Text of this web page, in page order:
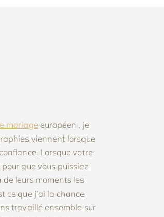
mariage européen , je
viennent lorsque
Lorsque votre
que vous puissiez
leurs moments les
ce que j’ai la chance
travaillé ensemble sur